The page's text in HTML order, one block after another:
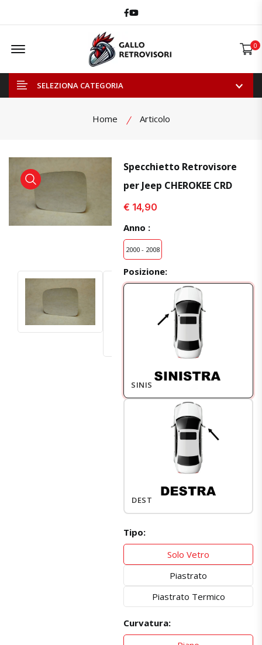
Facebook
Youtube
Offcanvas Menu Open 0
SELEZIONA CATEGORIA
Home Articolo
visualizza prodotto visualizza prodotto
Specchietto Retrovisore
per Jeep CHEROKEE CRD
€ 14,90
Anno :
2000 - 2008
Posizione:
SINISTRO
DESTRO
Tipo:
Solo Vetro
Piastrato
Piastrato Termico
Curvatura: